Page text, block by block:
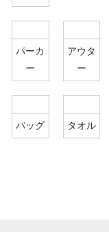
パーカ
ー
アウタ
ー
バッグ タオル